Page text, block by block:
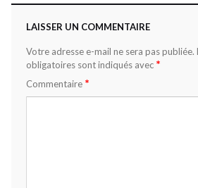
LAISSER UN COMMENTAIRE
Votre adresse e-mail ne sera pas publiée.
obligatoires sont indiqués avec *
Commentaire *